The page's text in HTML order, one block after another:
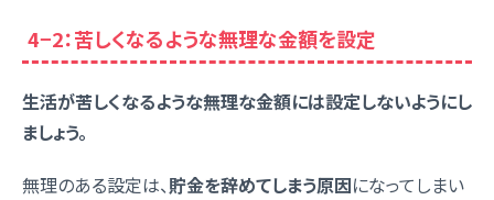
4−2：苦しくなるような無理な金額を設定
生活が苦しくなるような無理な金額には設定しないようにし
ましょう。
無理のある設定は、貯金を辞めてしまう原因になってしまい